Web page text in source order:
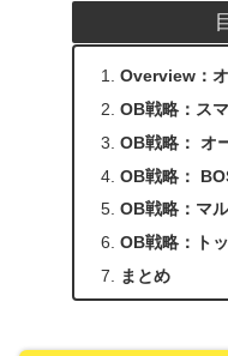
Overview：
OB戦略：ス
OB戦略： オ
OB戦略：
OB戦略：マ
OB戦略：ト
まとめ